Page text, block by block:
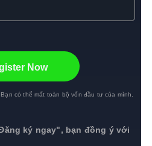
Register Now
có thể mất toàn bộ vốn đầu tư của mình.
ký ngay", bạn đồng ý với